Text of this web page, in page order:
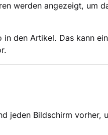
werden angezeigt, um
den Artikel. Das kann
jeden Bildschirm vorher,